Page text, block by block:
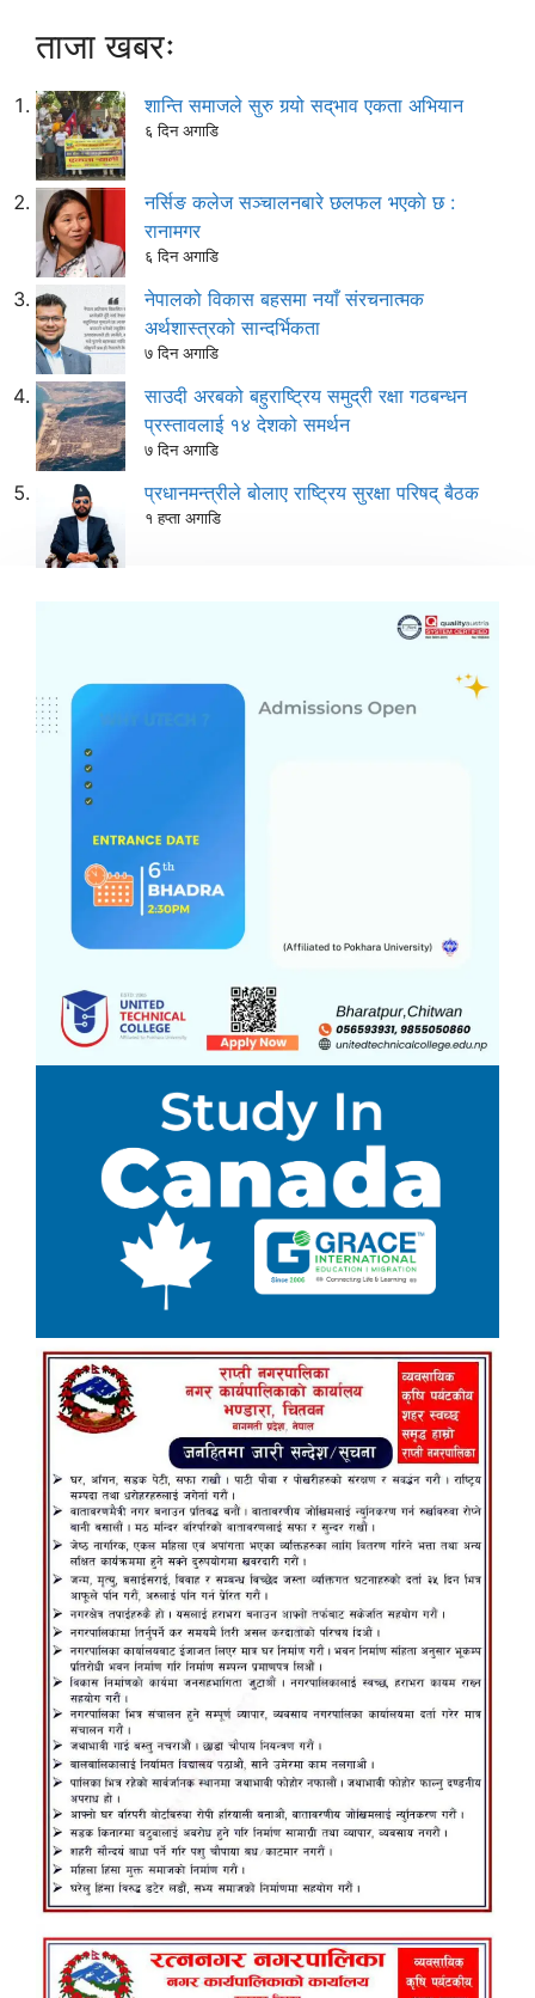
ताजा खबरः
शान्ति समाजले सुरु गर्‍यो सद्‌भाव एकता अभियान
६ दिन अगाडि
नर्सिङ कलेज सञ्चालनबारे छलफल भएकाे छ :
रानामगर
६ दिन अगाडि
नेपालको विकास बहसमा नयाँ संरचनात्मक
अर्थशास्त्रको सान्दर्भिकता
७ दिन अगाडि
साउदी अरबको बहुराष्ट्रिय समुद्री रक्षा गठबन्धन
प्रस्तावलाई १४ देशको समर्थन
७ दिन अगाडि
प्रधानमन्त्रीले बोलाए राष्ट्रिय सुरक्षा परिषद् बैठक
१ हप्ता अगाडि